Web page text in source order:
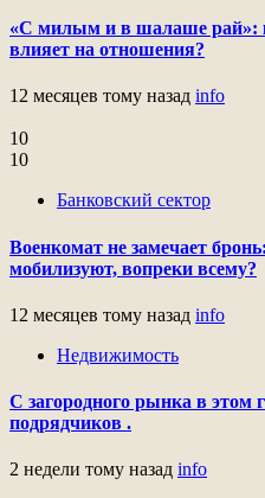
«С милым и в шалаше рай»:
влияет на отношения?
12 месяцев тому назад info
10
10
Банковский сектор
Военкомат не замечает
мобилизуют, вопреки всему?
12 месяцев тому назад info
Недвижимость
С загородного рынка в этом
подрядчиков .
2 недели тому назад info